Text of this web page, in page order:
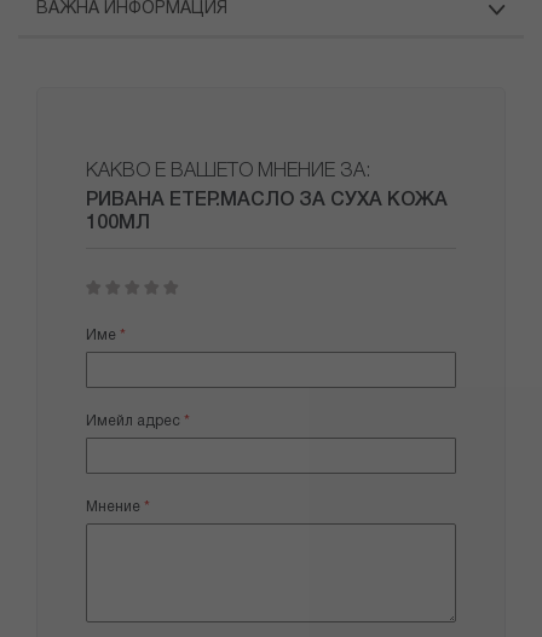
ВАЖНА ИНФОРМАЦИЯ
КАКВО Е ВАШЕТО МНЕНИЕ ЗА:
РИВАНА ЕТЕР.МАСЛО ЗА СУХА КОЖА
100МЛ
star
stars
stars
stars
stars
Име
Имейл адрес
Мнение